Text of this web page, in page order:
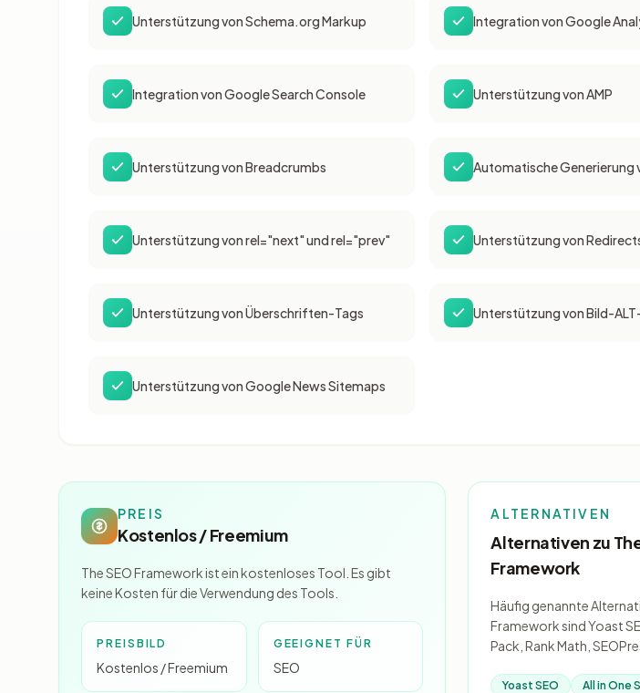
Unterstützung von Schema.org Markup Integration von Google
Integration von Google Search Console Unterstützung von AMP
Unterstützung von Breadcrumbs Automatische Generierung
Unterstützung von rel="next" und rel="prev" Unterstützung von
Unterstützung von Überschriften-Tags Unterstützung von Bild-
Unterstützung von Google News Sitemaps
PREIS
Kostenlos / Freemium
The SEO Framework ist ein kostenloses Tool. Es gibt
keine Kosten für die Verwendung des Tools.
PREISBILD
Kostenlos / Freemium
GEEIGNET FÜR
SEO
ALTERNATIVEN
Alternativen zu
Framework
Häufig genannte
Framework sind Yoast
Pack, Rank Math,
Yoast SEO
All in One